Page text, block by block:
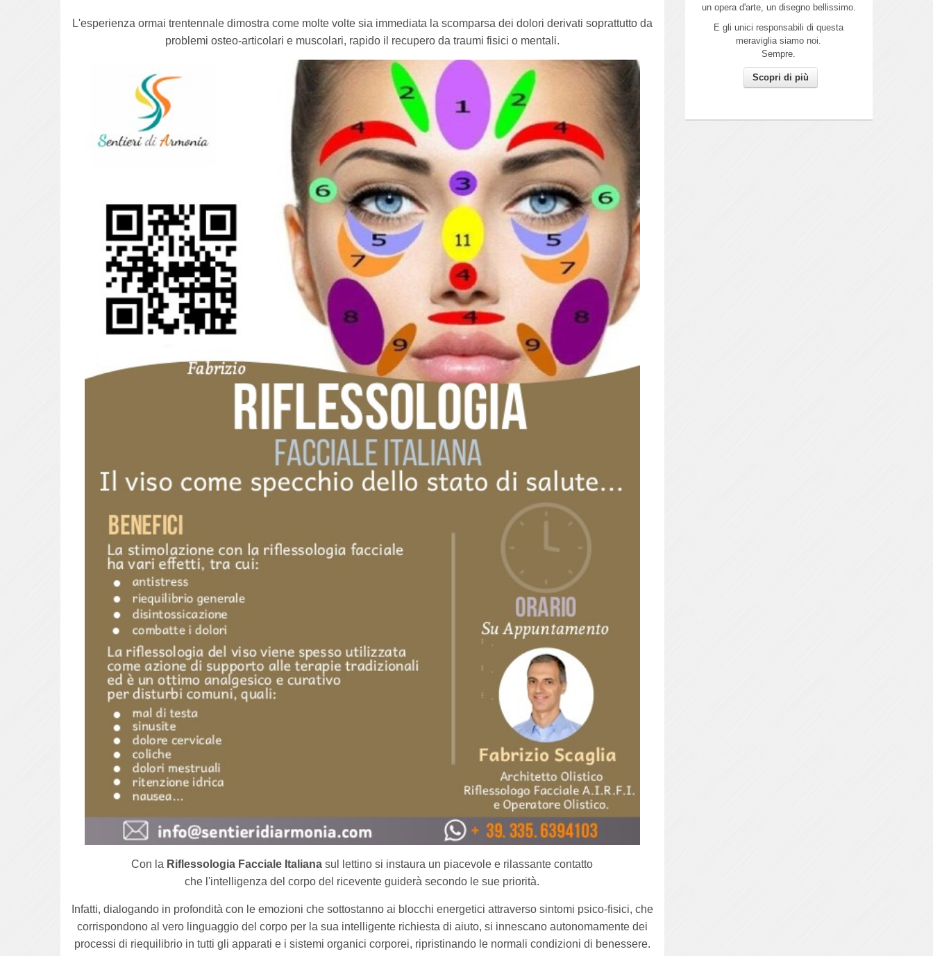
L'esperienza ormai trentennale dimostra come molte volte sia immediata la scomparsa dei dolori derivati soprattutto da
problemi osteo-articolari e muscolari, rapido il recupero da traumi fisici o mentali.
Con la Riflessologia Facciale Italiana sul lettino si instaura un piacevole e rilassante contatto
che l'intelligenza del corpo del ricevente guiderà secondo le sue priorità.
Infatti, dialogando in profondità con le emozioni che sottostanno ai blocchi energetici attraverso sintomi psico-fisici, che
corrispondono al vero linguaggio del corpo per la sua intelligente richiesta di aiuto, si innescano autonomamente dei
processi di riequilibrio in tutti gli apparati e i sistemi organici corporei, ripristinando le normali condizioni di benessere.
un opera d'arte, un disegno bellissimo.
E gli unici responsabili di questa
meraviglia siamo noi.
Sempre.
Scopri di più